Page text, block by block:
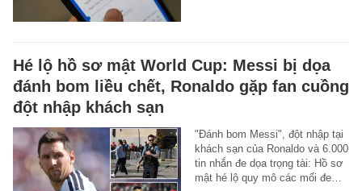
Hé lộ hồ sơ mật World Cup: Messi bị dọa
đánh bom liều chết, Ronaldo gặp fan cuồng
đột nhập khách sạn
"Đánh bom Messi", đột nhập tại
khách sạn của Ronaldo và 6.000
tin nhắn đe dọa trọng tài: Hồ sơ
mật hé lộ quy mô các mối đe…